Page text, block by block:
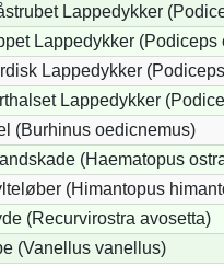
Lappedykker
Lappedykker (Podiceps
Lappedykker
Lappedykker
(Burhinus oedicnemus)
(Haematopus
(Himantopus
(Recurvirostra avosetta)
(Vanellus vanellus)